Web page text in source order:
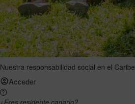
Nuestra responsabilidad social en el Caribe
Acceder
¿Eres residente canario?